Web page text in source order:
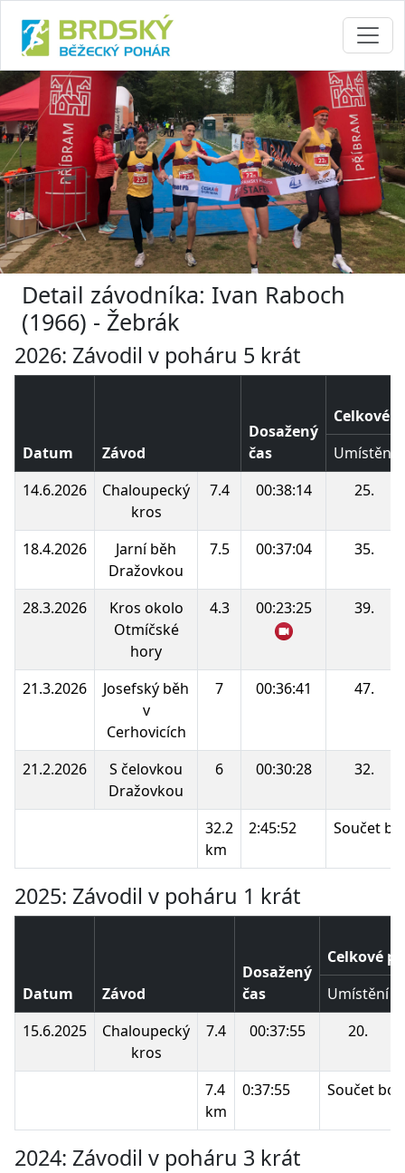
Detail závodníka: Ivan Raboch
(1966) - Žebrák
2026: Závodil v poháru 5 krát
Datum Závod
Dosažený
čas
Celkové
Umístění
14.6.2026
Chaloupecký
kros
7.4 00:38:14 25.
18.4.2026
Jarní běh
Dražovkou
7.5 00:37:04 35.
28.3.2026
Kros okolo
Otmíčské
hory
4.3 00:23:25 39.
21.3.2026
Josefský běh
v
Cerhovicích
7 00:36:41 47.
21.2.2026
S čelovkou
Dražovkou
6 00:30:28 32.
32.2
km
2:45:52 Součet
2025: Závodil v poháru 1 krát
Datum Závod
Dosažený
čas
Celkové
Umístění
15.6.2025
Chaloupecký
kros
7.4 00:37:55 20.
7.4
km
0:37:55 Součet
2024: Závodil v poháru 3 krát